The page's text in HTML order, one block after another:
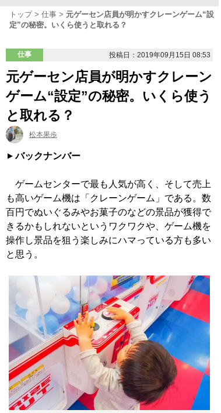
トップ 仕事
元ゲーセン店員が明かすクレーンゲーム“設
定”の秘密。いくら使うと取れる？
仕事 投稿日：2019年09月15日 08:53
元ゲーセン店員が明かすクレーン
ゲーム“設定”の秘密。いくら使う
と取れる？
松本果歩
バックナンバー
ゲームセンターで最も人気が高く、そして売上
も高いゲーム機は「クレーンゲーム」である。数
百円でぬいぐるみやお菓子のなどの景品が獲得で
きるかもしれないというワクワクや、ゲーム機を
操作し景品を狙う楽しみにハマっている方も多い
と思う。